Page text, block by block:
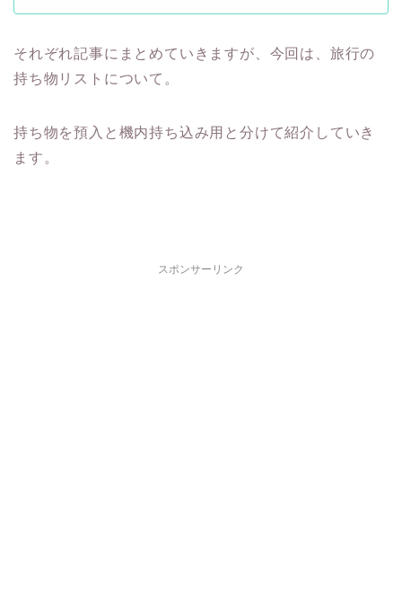
それぞれ記事にまとめていきますが、今回は、旅行の
持ち物リストについて。
持ち物を預入と機内持ち込み用と分けて紹介していき
ます。
スポンサーリンク